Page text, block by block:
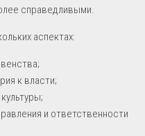
справедливыми.
аспектах:
к власти;
и ответственности